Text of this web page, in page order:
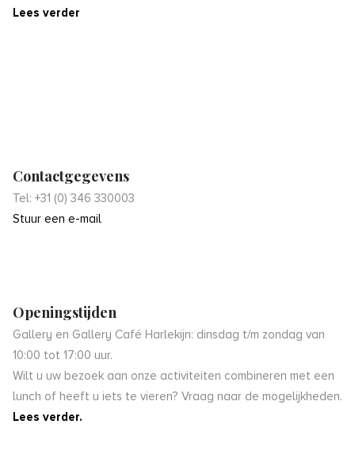
Lees verder
Contactgegevens
Tel: +31 (0) 346 330003
Stuur een e-mail
Openingstijden
Gallery en Gallery Café Harlekijn: dinsdag t/m zondag van
10:00 tot 17:00 uur.
Wilt u uw bezoek aan onze activiteiten combineren met een
lunch of heeft u iets te vieren? Vraag naar de mogelijkheden.
Lees verder.